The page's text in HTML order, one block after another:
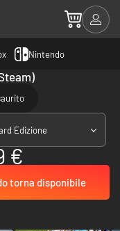
Nintendo
Edizione
€
torna disponibile